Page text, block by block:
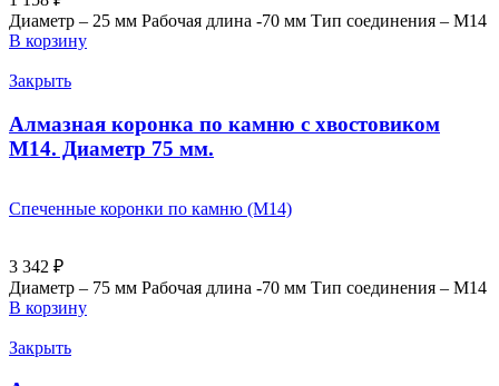
Диаметр – 25 мм Рабочая длина -70 мм Тип соединения – M14
В корзину
Закрыть
Алмазная коронка по камню с хвостовиком
M14. Диаметр 75 мм.
Спеченные коронки по камню (M14)
3 342 ₽
Диаметр – 75 мм Рабочая длина -70 мм Тип соединения – M14
В корзину
Закрыть